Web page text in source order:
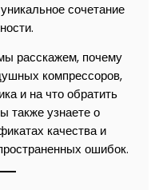
сочетание
расскажем, почему
компрессоров,
и на что обратить
также узнаете о
качества и
ошибок.